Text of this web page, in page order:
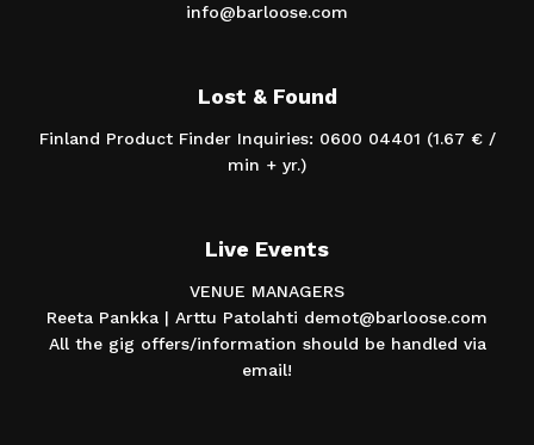
info@barloose.com
Lost & Found
Finland Product Finder Inquiries: 0600 04401 (1.67 € /
min + yr.)
Live Events
VENUE MANAGERS
Reeta Pankka | Arttu Patolahti demot@barloose.com
All the gig offers/information should be handled via
email!